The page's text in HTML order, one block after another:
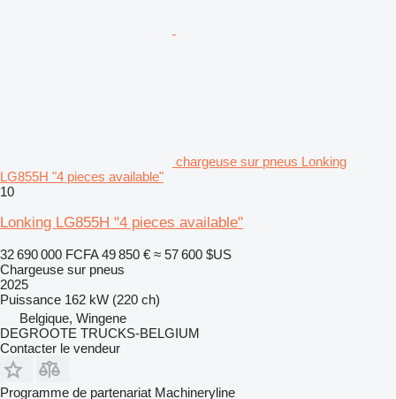
chargeuse sur pneus Lonking
LG855H "4 pieces available"
10
Lonking LG855H "4 pieces available"
32 690 000 FCFA 49 850 € ≈ 57 600 $US
Chargeuse sur pneus
2025
Puissance 162 kW (220 ch)
Belgique, Wingene
DEGROOTE TRUCKS-BELGIUM
Contacter le vendeur
Programme de partenariat Machineryline